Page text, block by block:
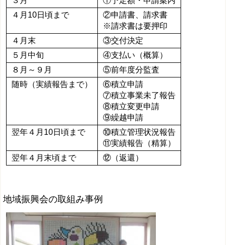
４月10日頃まで
②申請書、請求書
※請求書は要押印
４月末
③交付決定
５月中旬
④支払い（概算）
８月～９月
⑤前年度分監査
随時（実績報告まで）
⑥積立申請
⑦積立事業未了報告
⑧積立変更申請
⑨繰越申請
翌年４月10日頃まで
⑩積立管理状況報告
⑪実績報告（精算）
翌年４月末頃まで
⑫（返還）
地域振興会の取組み事例